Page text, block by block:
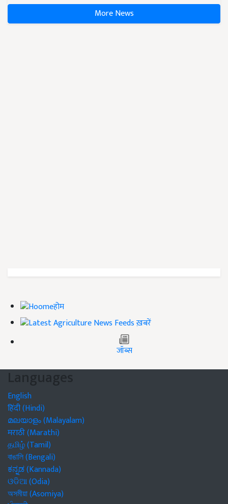
More News
होम
ख़बरें
जॉब्स
Languages
English
हिंदी (Hindi)
മലയാളം (Malayalam)
मराठी (Marathi)
தமிழ் (Tamil)
বাঙালি (Bengali)
ಕನ್ನಡ (Kannada)
ଓଡିଆ (Odia)
অসমীয়া (Asomiya)